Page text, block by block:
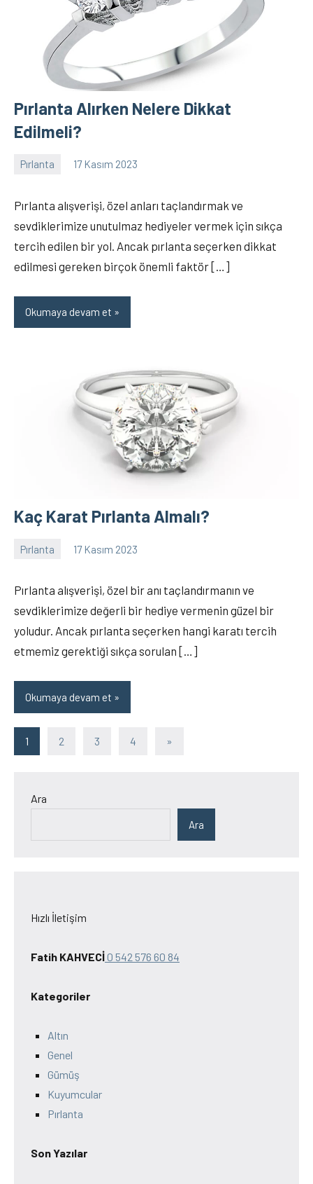
Pırlanta Alırken Nelere Dikkat
Edilmeli?
Pırlanta 17 Kasım 2023
Pırlanta alışverişi, özel anları taçlandırmak ve
sevdiklerimize unutulmaz hediyeler vermek için sıkça
tercih edilen bir yol. Ancak pırlanta seçerken dikkat
edilmesi gereken birçok önemli faktör […]
Okumaya devam et
Kaç Karat Pırlanta Almalı?
Pırlanta 17 Kasım 2023
Pırlanta alışverişi, özel bir anı taçlandırmanın ve
sevdiklerimize değerli bir hediye vermenin güzel bir
yoludur. Ancak pırlanta seçerken hangi karatı tercih
etmemiz gerektiği sıkça sorulan […]
Okumaya devam et
Yazı
1 2 3 4
Sonraki
»
Ara
Ara
Hızlı İletişim
Fatih KAHVECİ0 542 576 60 84
Kategoriler
Altın
Genel
Gümüş
Kuyumcular
Pırlanta
Son Yazılar